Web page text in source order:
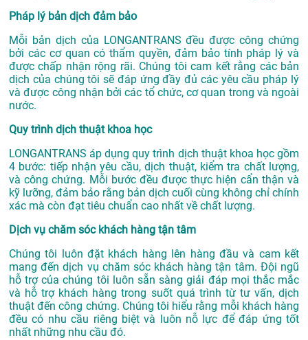
Pháp lý bản dịch đảm bảo
Mỗi bản dịch của LONGANTRANS đều được công chứng
bởi các cơ quan có thẩm quyền, đảm bảo tính pháp lý và
được chấp nhận rộng rãi. Chúng tôi cam kết rằng các bản
dịch của chúng tôi sẽ đáp ứng đầy đủ các yêu cầu pháp lý
và được công nhận bởi các tổ chức, cơ quan trong và ngoài
nước.
Quy trình dịch thuật khoa học
LONGANTRANS áp dụng quy trình dịch thuật khoa học gồm
4 bước: tiếp nhận yêu cầu, dịch thuật, kiểm tra chất lượng,
và công chứng. Mỗi bước đều được thực hiện cẩn thận và
kỹ lưỡng, đảm bảo rằng bản dịch cuối cùng không chỉ chính
xác mà còn đạt tiêu chuẩn cao nhất về chất lượng.
Dịch vụ chăm sóc khách hàng tận tâm
Chúng tôi luôn đặt khách hàng lên hàng đầu và cam kết
mang đến dịch vụ chăm sóc khách hàng tận tâm. Đội ngũ
hỗ trợ của chúng tôi luôn sẵn sàng giải đáp mọi thắc mắc
và hỗ trợ khách hàng trong suốt quá trình từ tư vấn, dịch
thuật đến công chứng. Chúng tôi hiểu rằng mỗi khách hàng
đều có nhu cầu riêng biệt và luôn nỗ lực để đáp ứng tốt
nhất những nhu cầu đó.